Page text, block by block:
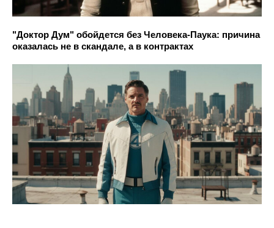
"Доктор Дум" обойдется без Человека-Паука: причина
оказалась не в скандале, а в контрактах